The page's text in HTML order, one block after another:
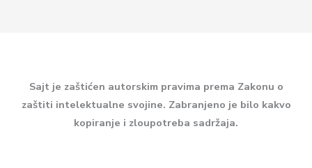
Sajt je zaštićen autorskim pravima prema Zakonu o
zaštiti intelektualne svojine. Zabranjeno je bilo kakvo
kopiranje i zloupotreba sadržaja.